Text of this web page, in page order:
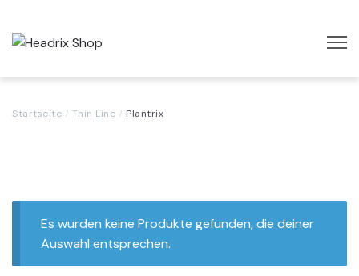
Startseite
Startseite Thin Line Plantrix
Es wurden keine Produkte gefunden, die deiner
Auswahl entsprechen.